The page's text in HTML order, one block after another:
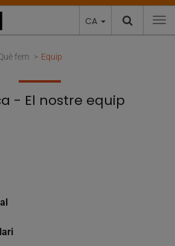
CA
fem Equip
- El nostre equip